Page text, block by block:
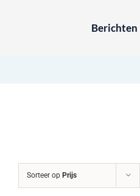
Berichten
Sorteer op Prijs